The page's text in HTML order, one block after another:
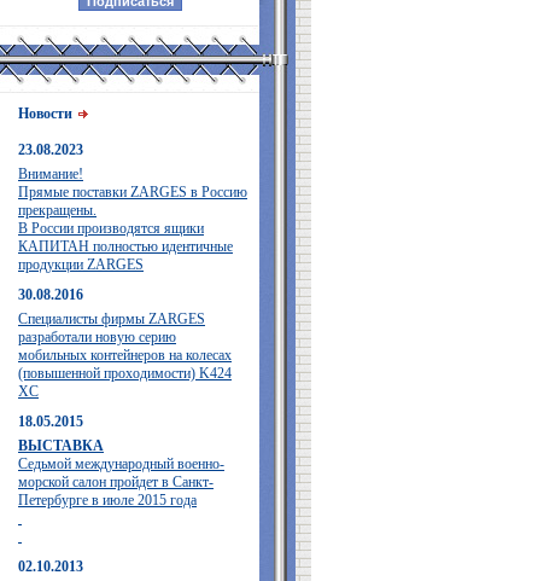
Новости
23.08.2023
Внимание!
Прямые поставки ZARGES в Россию
прекращены.
В России производятся ящики
КАПИТАН полностью идентичные
продукции ZARGES
30.08.2016
Специалисты фирмы ZARGES
разработали новую серию
мобильных контейнеров на колесах
(повышенной проходимости) K424
XC
18.05.2015
ВЫСТАВКА
Седьмой международный военно-
морской салон пройдет в Санкт-
Петербурге в июле 2015 года
02.10.2013